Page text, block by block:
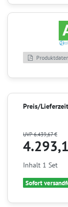
Preis/Lieferzeit
UVP 6.439,67 €
Inhalt 1 Set
Sofort